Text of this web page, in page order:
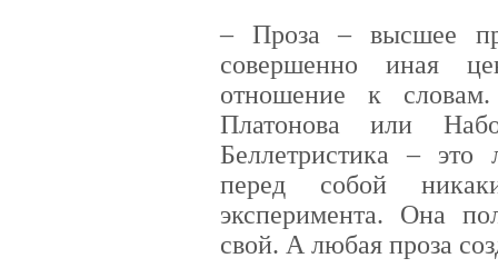
– Проза – высшее
совершенно иная
отношение к
Платонова или
Беллетристика – это
перед собой
эксперимента. Она
свой. А любая проза